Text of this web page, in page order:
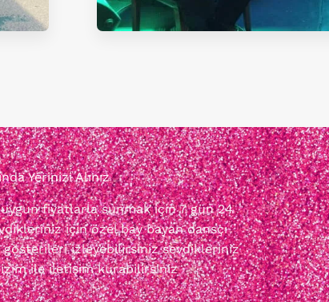
Yerinizi Alınız
fiyatlarla sunmak için 7 gün 24
için özel bay bayan dansçı
izleyebilirsiniz sevdikleriniz
ile iletişim kurabilirsiniz